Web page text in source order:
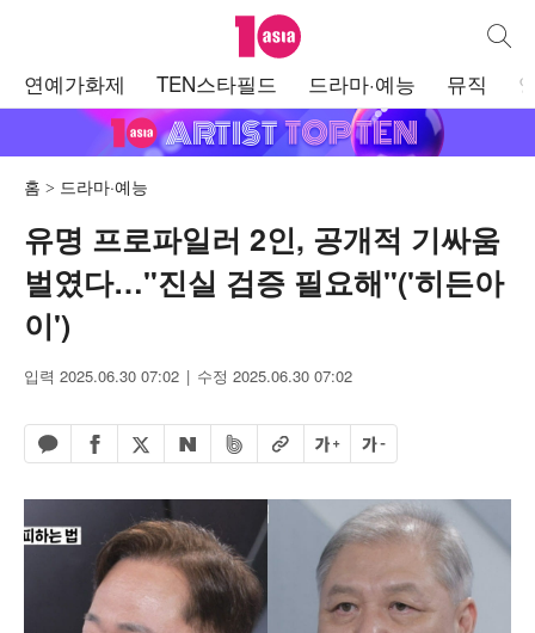
텐아시아 통합
연예가화제 TEN스타필드 드라마·예능 뮤직
홈 드라마·예능
유명 프로파일러 2인, 공개적 기싸움
벌였다…"진실 검증 필요해"('히든아
이')
입력 2025.06.30 07:02 수정 2025.06.30 07:02
카카오톡 공유하기
페이스북 공유하기
엑스 공유하기
네이버 공유하기
밴드 공유하기
URL복사글자 크게글자 작게